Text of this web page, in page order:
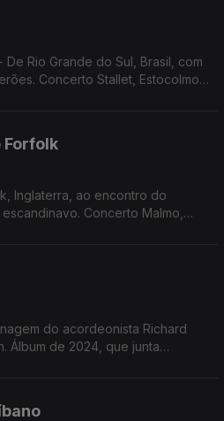
Rio Grande do Sul, Brasil, com
Concerto Stallet, Estocolmo,
Forfolk
Inglaterra, ao encontro do
Concerto Malmo,
do acordeonista Richard
Álbum de 2024, que junta